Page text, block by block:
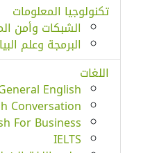
تكنولوجيا المعلومات
الشبكات وأمن
البرمجة وعلم
اللغات
English
Conversation
For Business
IELTS